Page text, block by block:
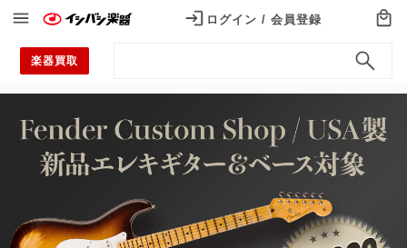
ログイン / 会員登録
楽器買取
ログイン / 会員登録
カテゴリから探す
エレキギター
アコースティックギター
エレキベース